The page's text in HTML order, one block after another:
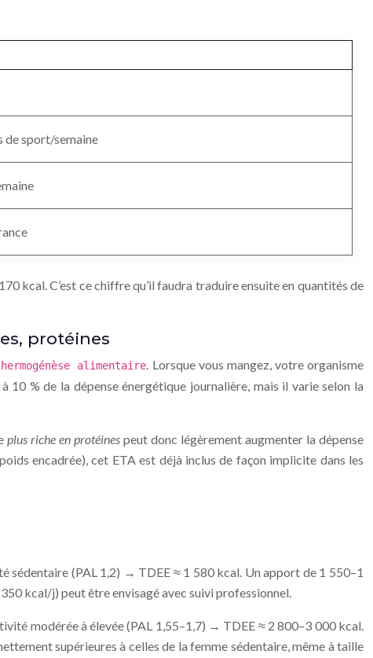
de sport/semaine
kcal. C’est ce chiffre qu’il faudra traduire ensuite en quantités de
protéines
alimentaire. Lorsque vous mangez, votre organisme
% de la dépense énergétique journalière, mais il varie selon la
plus riche en protéines peut donc légèrement augmenter la dépense
encadrée), cet ETA est déjà inclus de façon implicite dans les
(PAL 1,2) → TDEE ≈ 1 580 kcal. Un apport de 1 550–1
kcal/j) peut être envisagé avec suivi professionnel.
modérée à élevée (PAL 1,55–1,7) → TDEE ≈ 2 800–3 000 kcal.
supérieures à celles de la femme sédentaire, même à taille